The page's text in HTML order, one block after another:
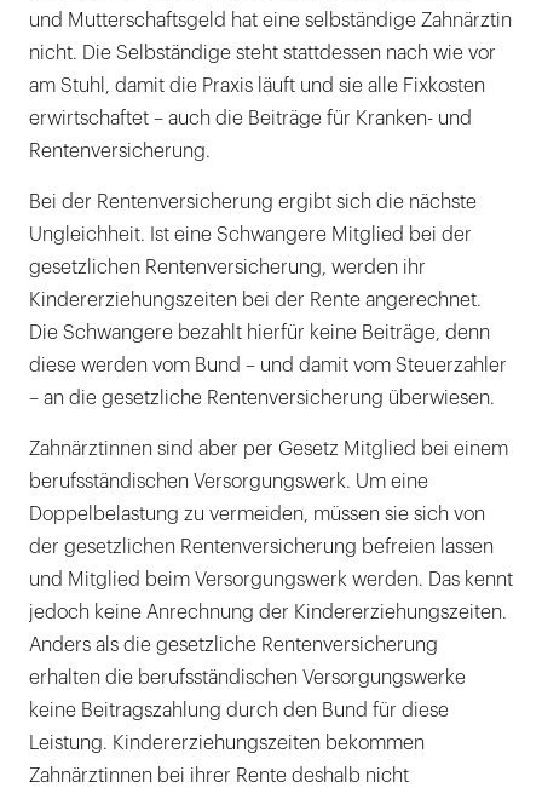
und Mutterschaftsgeld hat eine selbständige Zahnärztin
nicht. Die Selbständige steht stattdessen nach wie vor
am Stuhl, damit die Praxis läuft und sie alle Fixkosten
erwirtschaftet – auch die Beiträge für Kranken- und
Rentenversicherung.
Bei der Rentenversicherung ergibt sich die nächste
Ungleichheit. Ist eine Schwangere Mitglied bei der
gesetzlichen Rentenversicherung, werden ihr
Kindererziehungszeiten bei der Rente angerechnet.
Die Schwangere bezahlt hierfür keine Beiträge, denn
diese werden vom Bund – und damit vom Steuerzahler
– an die gesetzliche Rentenversicherung überwiesen.
Zahnärztinnen sind aber per Gesetz Mitglied bei einem
berufsständischen Versorgungswerk. Um eine
Doppelbelastung zu vermeiden, müssen sie sich von
der gesetzlichen Rentenversicherung befreien lassen
und Mitglied beim Versorgungswerk werden. Das kennt
jedoch keine Anrechnung der Kindererziehungszeiten.
Anders als die gesetzliche Rentenversicherung
erhalten die berufsständischen Versorgungswerke
keine Beitragszahlung durch den Bund für diese
Leistung. Kindererziehungszeiten bekommen
Zahnärztinnen bei ihrer Rente deshalb nicht